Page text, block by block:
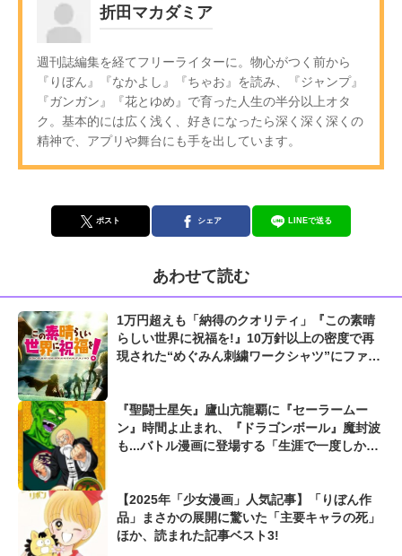
折田マカダミア
週刊誌編集を経てフリーライターに。物心がつく前から
『りぼん』『なかよし』『ちゃお』を読み、『ジャンプ』
『ガンガン』『花とゆめ』で育った人生の半分以上オタ
ク。基本的には広く浅く、好きになったら深く深く深くの
精神で、アプリや舞台にも手を出しています。
ポスト シェア LINEで送る
あわせて読む
1万円超えも「納得のクオリティ」『この素晴
らしい世界に祝福を!』10万針以上の密度で再
現された“めぐみん刺繍ワークシャツ”にファン
『聖闘士星矢』廬山亢龍覇に『セーラームー
ン』時間よ止まれ、『ドラゴンボール』魔封波
も...バトル漫画に登場する「生涯で一度しか使
【2025年「少女漫画」人気記事】「りぼん作
品」まさかの展開に驚いた「主要キャラの死」
ほか、読まれた記事ベスト3!